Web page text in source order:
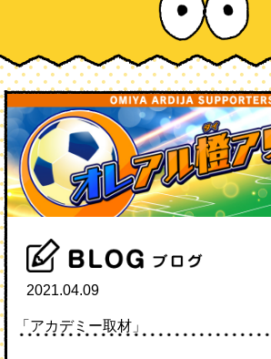
2021.04.09
「アカデミー取材」